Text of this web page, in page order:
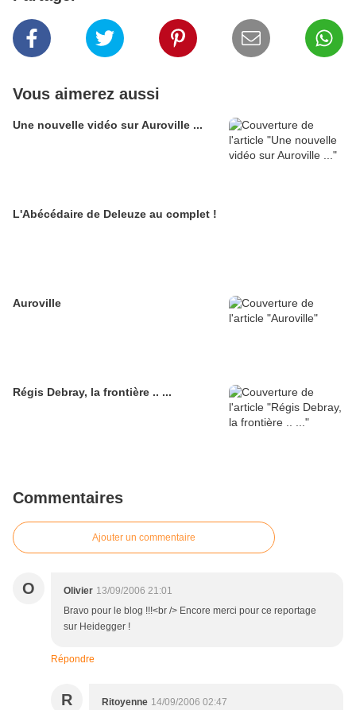
Vous aimerez aussi
Une nouvelle vidéo sur Auroville ...
L'Abécédaire de Deleuze au complet !
Auroville
Régis Debray, la frontière .. ...
Commentaires
Ajouter un commentaire
O Olivier 13/09/2006 21:01
Bravo pour le blog !!!<br /> Encore merci pour ce reportage
sur Heidegger !
Répondre
R Ritoyenne 14/09/2006 02:47